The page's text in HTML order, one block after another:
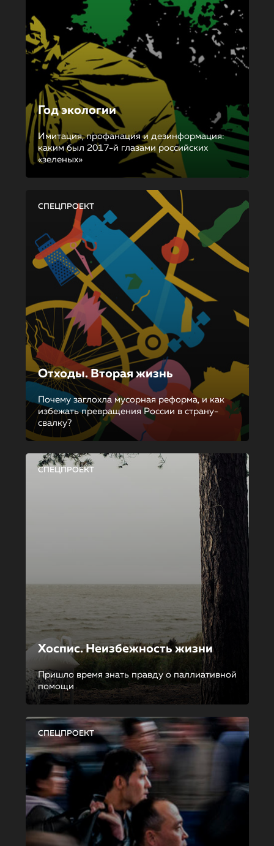
Год экологии
Имитация, профанация и дезинформация:
каким был 2017-й глазами российских
«зеленых»
СПЕЦПРОЕКТ
Отходы. Вторая жизнь
Почему заглохла мусорная реформа, и как
избежать превращения России в страну-
свалку?
СПЕЦПРОЕКТ
Хоспис. Неизбежность жизни
Пришло время знать правду о паллиативной
помощи
СПЕЦПРОЕКТ